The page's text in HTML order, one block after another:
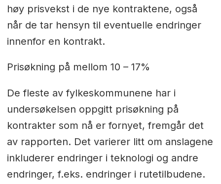
høy prisvekst i de nye kontraktene, også
når de tar hensyn til eventuelle endringer
innenfor en kontrakt.
Prisøkning på mellom 10 – 17%
De fleste av fylkeskommunene har i
undersøkelsen oppgitt prisøkning på
kontrakter som nå er fornyet, fremgår det
av rapporten. Det varierer litt om anslagene
inkluderer endringer i teknologi og andre
endringer, f.eks. endringer i rutetilbudene.